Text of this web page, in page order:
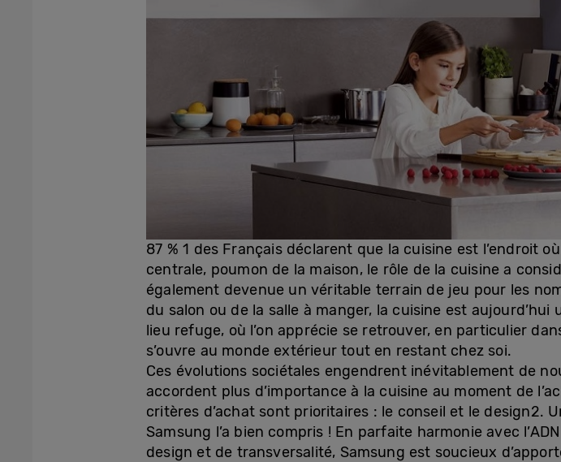
87 % 1 des Français déclarent que la cuisine est l’endroit
centrale, poumon de la maison, le rôle de la cuisine a
également devenue un véritable terrain de jeu pour les
du salon ou de la salle à manger, la cuisine est
lieu refuge, où l’on apprécie se retrouver, en particulier
s’ouvre au monde extérieur tout en restant chez soi.
Ces évolutions sociétales engendrent inévitablement de
accordent plus d’importance à la cuisine au moment de
critères d’achat sont prioritaires : le conseil et le design2.
Samsung l’a bien compris ! En parfaite harmonie avec
design et de transversalité, Samsung est soucieux